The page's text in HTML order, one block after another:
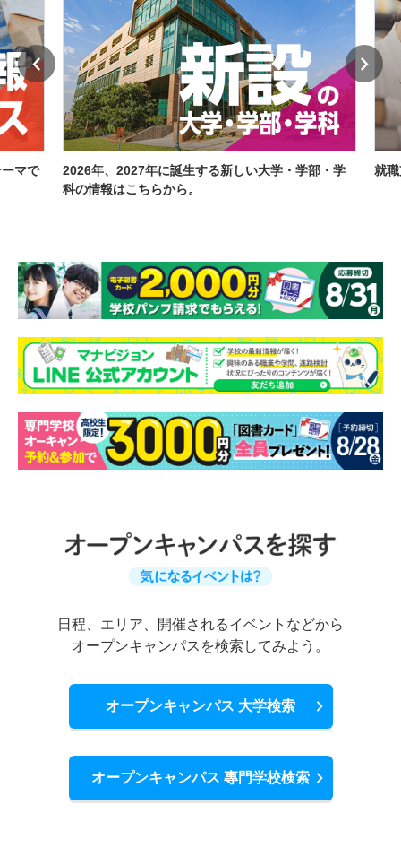
マで
2026年、2027年に誕生する新しい大学・学部・学
科の情報はこちらから。
就
日程、エリア、開催されるイベントなどから
オープンキャンパスを検索してみよう。
オープンキャンパス 大学検索
オープンキャンパス 專門学校検索